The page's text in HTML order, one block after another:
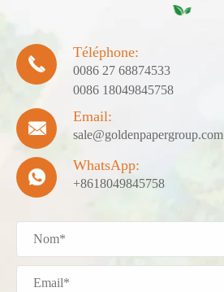

Téléphone:
0086 27 68874533
0086 18049845758

Email:
sale@goldenpapergroup.com

WhatsApp:
+8618049845758